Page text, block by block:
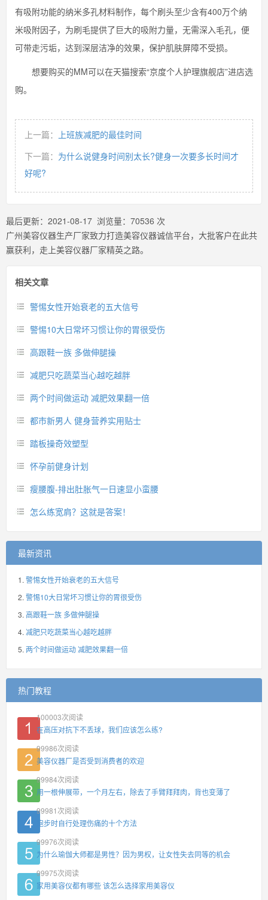
有吸附功能的纳米多孔材料制作，每个刷头至少含有400万个纳
米吸附因子，为刷毛提供了巨大的吸附力量，无需深入毛孔，便
可带走污垢，达到深层洁净的效果，保护肌肤屏障不受损。
想要购买的MM可以在天猫搜索“京度个人护理旗舰店”进店选
购。
上一篇：
上班族减肥的最佳时间
下一篇： 为什么说健身时间别太长?健身一次要多长时间才
好呢?
最后更新： 2021-08-17 浏览量： 70536 次
广州美容仪器生产厂家致力打造美容仪器诚信平台，大批客户在此共
赢获利，走上美容仪器厂家精英之路。
相关文章
警惕女性开始衰老的五大信号
警惕10大日常坏习惯让你的胃很受伤
高跟鞋一族 多做伸腿操
减肥只吃蔬菜当心越吃越胖
两个时间做运动 减肥效果翻一倍
都市新男人 健身营养实用贴士
踏板操奇效塑型
怀孕前健身计划
瘦腰腹-排出肚胀气一日速显小蛮腰
怎么练宽肩？这就是答案！
最新资讯
警惕女性开始衰老的五大信号
警惕10大日常坏习惯让你的胃很受伤
高跟鞋一族 多做伸腿操
减肥只吃蔬菜当心越吃越胖
两个时间做运动 减肥效果翻一倍
热门教程
100003次阅读
在高压对抗下不丢球，我们应该怎么练?
99986次阅读
美容仪器厂是否受到消费者的欢迎
99984次阅读
用一根伸展带，一个月左右，除去了手臂拜拜肉，背也变薄了
99981 次阅读
跑步时自行处理伤痛的十个方法
99976次阅读
为什么瑜伽大师都是男性？因为男权，让女性失去同等的机会
99975次阅读
家用美容仪都有哪些 该怎么选择家用美容仪